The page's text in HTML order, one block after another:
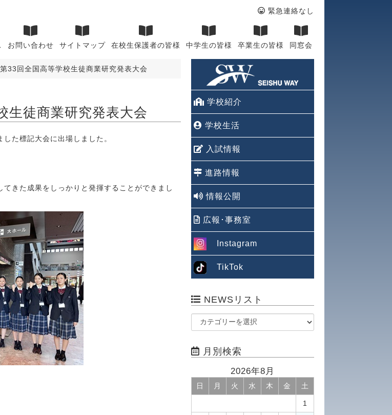
緊急連絡なし
お問い合わせ サイトマップ 在校生保護者の皆様 中学生の皆様 卒業生の皆様 同窓会
第33回全国高等学校生徒商業研究発表大会
生徒商業研究発表大会
た標記大会に出場しました。
きた成果をしっかりと発揮することができまし
学校紹介
学校生活
入試情報
進路情報
情報公開
広報･事務室
Instagram
TikTok
NEWSリスト
月別検索
2026年8月
日 月 火 水 木 金 土
1